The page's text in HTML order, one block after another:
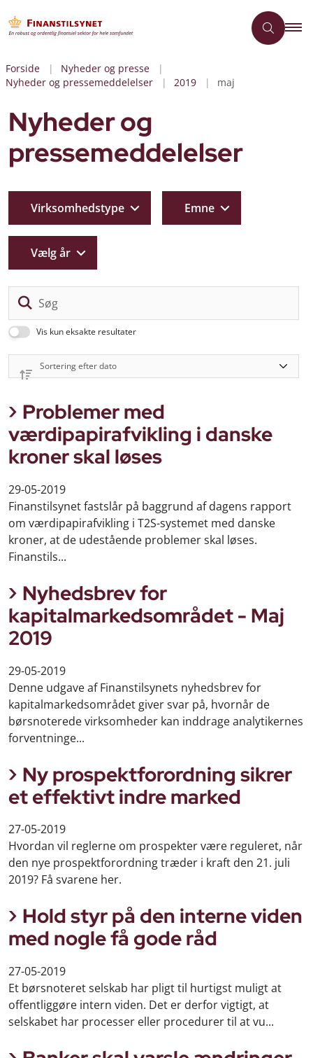
Forside
Nyheder og presse
Nyheder og pressemeddelelser
2019 maj
Nyheder og
pressemeddelelser
Vis kun eksakte resultater
Virksomhedstype Emne
Vælg år
Problemer med
værdipapirafvikling i danske
kroner skal løses
29-05-2019
Finanstilsynet fastslår på baggrund af dagens rapport
om værdipapirafvikling i T2S-systemet med danske
kroner, at de udestående problemer skal løses.
Finanstils...
Nyhedsbrev for
kapitalmarkedsområdet - Maj
2019
29-05-2019
Denne udgave af Finanstilsynets nyhedsbrev for
kapitalmarkedsområdet giver svar på, hvornår de
børsnoterede virksomheder kan inddrage analytikernes
forventninge...
Ny prospektforordning sikrer
et effektivt indre marked
27-05-2019
Hvordan vil reglerne om prospekter være reguleret, når
den nye prospektforordning træder i kraft den 21. juli
2019? Få svarene her.
Hold styr på den interne viden
med nogle få gode råd
27-05-2019
Et børsnoteret selskab har pligt til hurtigst muligt at
offentliggøre intern viden. Det er derfor vigtigt, at
selskabet har processer eller procedurer til at vu...